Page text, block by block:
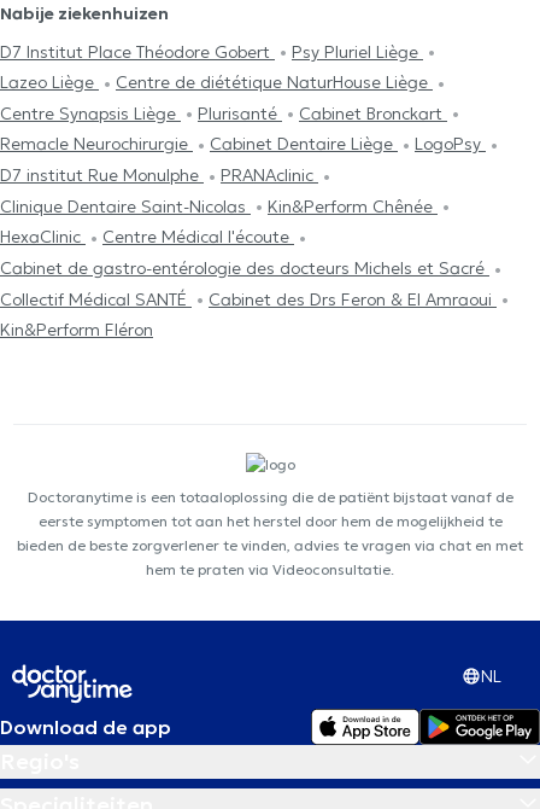
Nabije ziekenhuizen
D7 Institut Place Théodore Gobert
Psy Pluriel Liège
Lazeo Liège
Centre de diététique NaturHouse Liège
Centre Synapsis Liège
Plurisanté
Cabinet Bronckart
Remacle Neurochirurgie
Cabinet Dentaire Liège
LogoPsy
D7 institut Rue Monulphe
PRANAclinic
Clinique Dentaire Saint-Nicolas
Kin&Perform Chênée
HexaClinic
Centre Médical l'écoute
Cabinet de gastro-entérologie des docteurs Michels et Sacré
Collectif Médical SANTÉ
Cabinet des Drs Feron & El Amraoui
Kin&Perform Fléron
Doctoranytime is een totaaloplossing die de patiënt bijstaat vanaf de
eerste symptomen tot aan het herstel door hem de mogelijkheid te
bieden de beste zorgverlener te vinden, advies te vragen via chat en met
hem te praten via Videoconsultatie.
NL
Download de app